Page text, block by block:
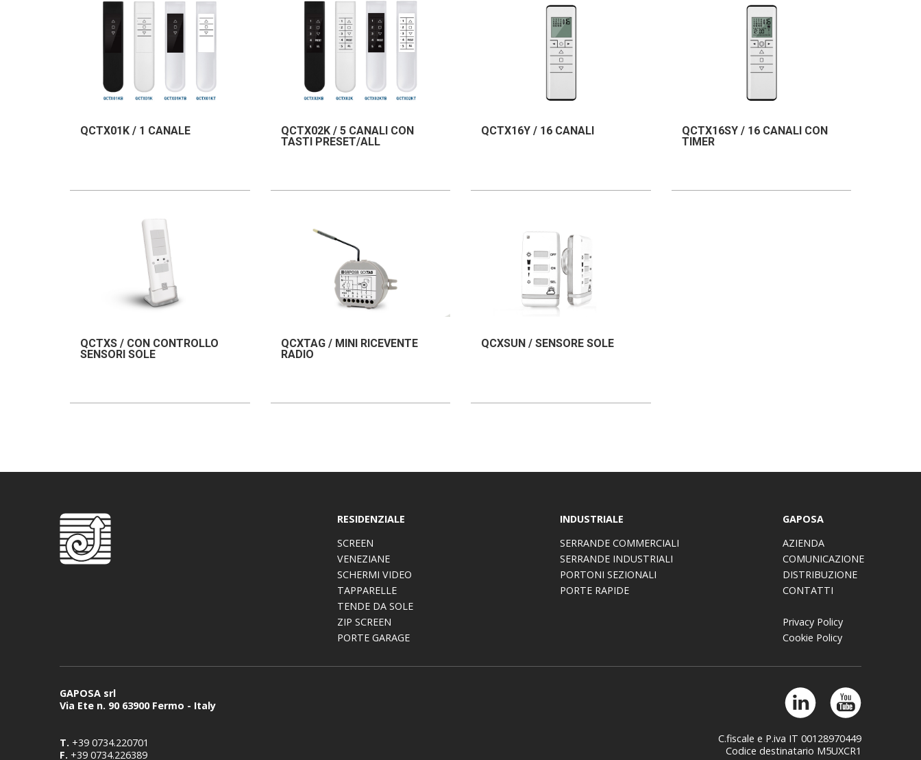
QCTX01K / 1 CANALE
QCTX02K / 5 CANALI CON
TASTI PRESET/ALL
QCTX16Y / 16 CANALI
QCTX16SY / 16 CANALI CON
TIMER
QCTXS / CON CONTROLLO
SENSORI SOLE
QCXTAG / MINI RICEVENTE
RADIO
QCXSUN / SENSORE SOLE
RESIDENZIALE
SCREEN
VENEZIANE
SCHERMI VIDEO
TAPPARELLE
TENDE DA SOLE
ZIP SCREEN
PORTE GARAGE
INDUSTRIALE
SERRANDE COMMERCIALI
SERRANDE INDUSTRIALI
PORTONI SEZIONALI
PORTE RAPIDE
GAPOSA
AZIENDA
COMUNICAZIONE
DISTRIBUZIONE
CONTATTI
Privacy Policy
Cookie Policy
GAPOSA srl
Via Ete n. 90 63900 Fermo - Italy
T. +39 0734.220701
F. +39 0734.226389
C.fiscale e P.iva IT 00128970449
Codice destinatario M5UXCR1